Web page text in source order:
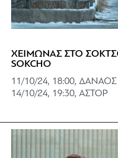
ΧΕΙΜΩΝΑΣ ΣΤΟ
SOKCHO
11/10/24, 18:00, ΔΑΝΑΟΣ
14/10/24, 19:30, ΑΣΤΟΡ